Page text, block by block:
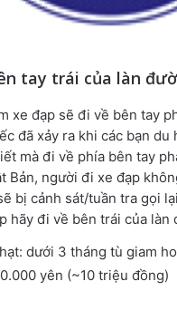
tay trái của làn
xe đạp sẽ đi về bên tay
đã xảy ra khi các bạn du
mà đi về phía bên tay
Bản, người đi xe đạp
bị cảnh sát/tuần tra gọi
hãy đi về bên trái của làn
dưới 3 tháng tù giam
yên (~10 triệu đồng)